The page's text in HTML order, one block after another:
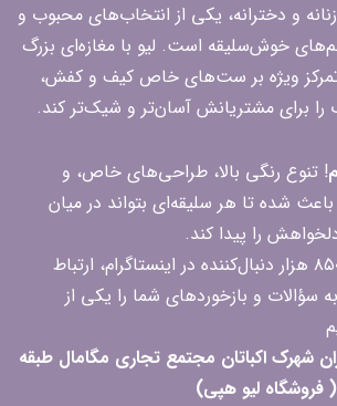
و دخترانه، یکی از انتخاب‌های محبوب و
خوش‌سلیقه است. لیو با مغازه‌ای بزرگ
تمرکز ویژه بر ست‌های خاص کیف و کفش،
را برای مشتریانش آسان‌تر و شیک‌تر کند.
! تنوع رنگی بالا، طراحی‌های خاص، و
شده تا هر سلیقه‌ای بتواند در میان
را پیدا کند.
همچنین با بیش از ۸۵۰ هزار دنبال‌کننده در اینستاگرام، ارتباط
سؤالات و بازخوردهای شما را یکی از
شهرک اکباتان مجتمع تجاری مگامال طبقه